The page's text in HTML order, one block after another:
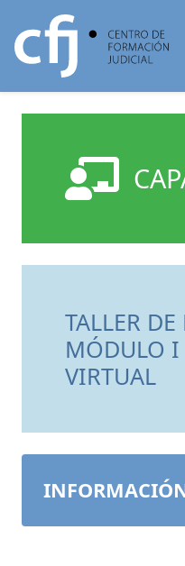
TALLER
MÓDULO
VIRTUAL